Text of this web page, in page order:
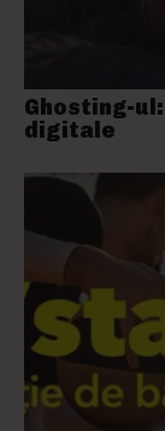
Ghosting-
digitale